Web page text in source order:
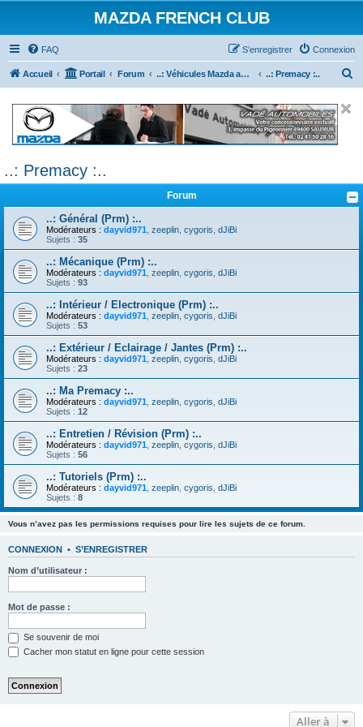
MAZDA FRENCH CLUB
FAQ Connexion
S’enregistrer
Accueil Portail Forum ..: Véhicules Mazda ancien (<2003) :.. ..: Premacy :..
c
h
r
..: Premacy :..
Forum
..: Général (Prm) :..
Modérateurs : dayvid971 zeeplin cygoris dJiBi
Sujets : 35
..: Mécanique (Prm) :..
Modérateurs : dayvid971 zeeplin cygoris dJiBi
Sujets : 93
..: Intérieur / Electronique (Prm) :..
Modérateurs : dayvid971 zeeplin cygoris dJiBi
Sujets : 53
..: Extérieur / Eclairage / Jantes (Prm) :..
Modérateurs : dayvid971 zeeplin cygoris dJiBi
Sujets : 23
..: Ma Premacy :..
Modérateurs : dayvid971 zeeplin cygoris dJiBi
Sujets : 12
..: Entretien / Révision (Prm) :..
Modérateurs : dayvid971 zeeplin cygoris dJiBi
Sujets : 56
..: Tutoriels (Prm) :..
Modérateurs : dayvid971 zeeplin cygoris dJiBi
Sujets : 8
Vous n’avez pas les permissions requises pour lire les sujets de ce forum.
CONNEXION • S’ENREGISTRER
Nom d’utilisateur :
Mot de passe :
Se souvenir de moi
Cacher mon statut en ligne pour cette session
Aller à